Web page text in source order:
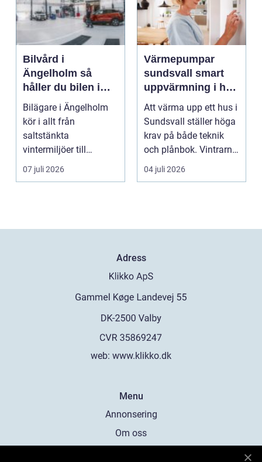
Bilvård i
Ängelholm så
håller du bilen i
toppskick året runt
Bilägare i Ängelholm
kör i allt från
saltstänkta
vintermiljöer till
dammiga
sommarvägar. Bilen
07 juli 2026
Värmepumpar
sundsvall smart
uppvärmning i hårt
klimat
Att värma upp ett hus i
Sundsvall ställer höga
krav på både teknik
och plånbok. Vintrarna
är långa, ...
04 juli 2026
Adress
web: www.klikko.dk
Menu
Annonsering
Om oss